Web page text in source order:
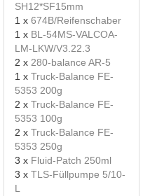
SH12*SF15mm
1 x 674B/Reifenschaber
1 x BL-54MS-VALCOA-
LM-LKW/V3.22.3
2 x 280-balance AR-5
1 x Truck-Balance FE-
5353 200g
2 x Truck-Balance FE-
5353 100g
2 x Truck-Balance FE-
5353 250g
3 x Fluid-Patch 250ml
3 x TLS-Füllpumpe 5/10-
L